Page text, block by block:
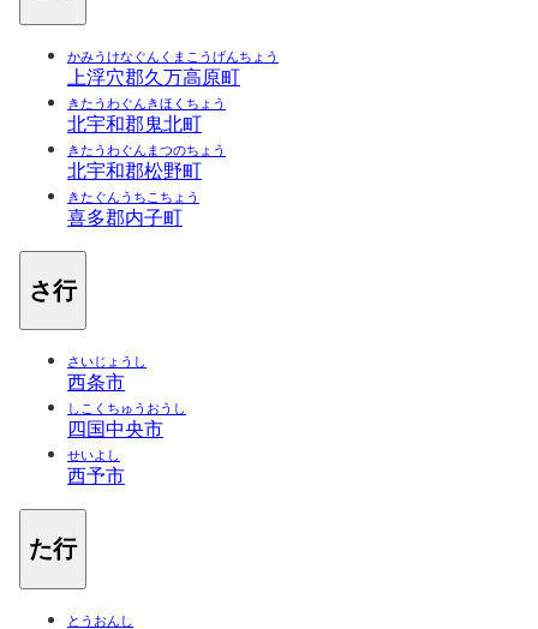
かみうけなぐんくまこうげんちょう
上浮穴郡久万高原町
きたうわぐんきほくちょう
北宇和郡鬼北町
きたうわぐんまつのちょう
北宇和郡松野町
きたぐんうちこちょう
喜多郡内子町
さ行
さいじょうし
西条市
しこくちゅうおうし
四国中央市
せいよし
西予市
た行
とうおんし